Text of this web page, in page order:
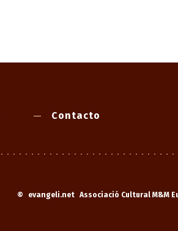
Contacto
© evangeli.net Associació Cultural M&M